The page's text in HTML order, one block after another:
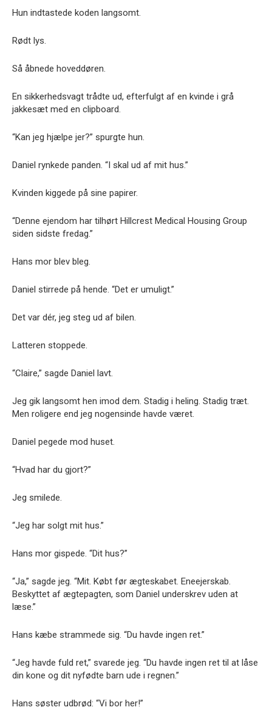
Hun indtastede koden langsomt.
Rødt lys.
Så åbnede hoveddøren.
En sikkerhedsvagt trådte ud, efterfulgt af en kvinde i grå
jakkesæt med en clipboard.
“Kan jeg hjælpe jer?” spurgte hun.
Daniel rynkede panden. “I skal ud af mit hus.”
Kvinden kiggede på sine papirer.
“Denne ejendom har tilhørt Hillcrest Medical Housing Group
siden sidste fredag.”
Hans mor blev bleg.
Daniel stirrede på hende. “Det er umuligt.”
Det var dér, jeg steg ud af bilen.
Latteren stoppede.
“Claire,” sagde Daniel lavt.
Jeg gik langsomt hen imod dem. Stadig i heling. Stadig træt.
Men roligere end jeg nogensinde havde været.
Daniel pegede mod huset.
“Hvad har du gjort?”
Jeg smilede.
“Jeg har solgt mit hus.”
Hans mor gispede. “Dit hus?”
“Ja,” sagde jeg. “Mit. Købt før ægteskabet. Eneejerskab.
Beskyttet af ægtepagten, som Daniel underskrev uden at
læse.”
Hans kæbe strammede sig. “Du havde ingen ret.”
“Jeg havde fuld ret,” svarede jeg. “Du havde ingen ret til at låse
din kone og dit nyfødte barn ude i regnen.”
Hans søster udbrød: “Vi bor her!”